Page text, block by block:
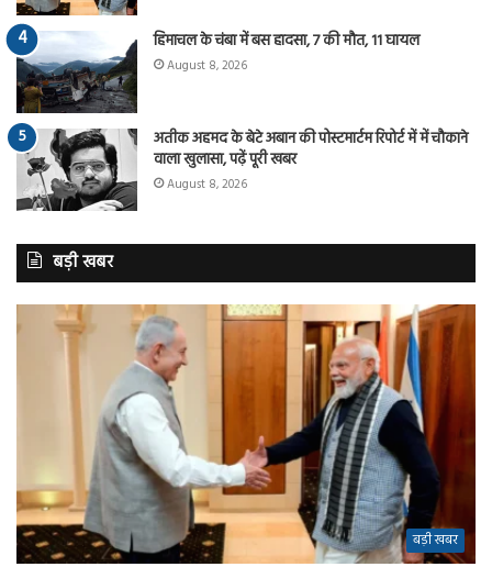
हिमाचल के चंबा में बस हादसा, 7 की मौत, 11 घायल
August 8, 2026
अतीक अहमद के बेटे अबान की पोस्टमार्टम रिपोर्ट में में चौकाने
वाला खुलासा, पढ़ें पूरी खबर
August 8, 2026
बड़ी खबर
बड़ी खबर